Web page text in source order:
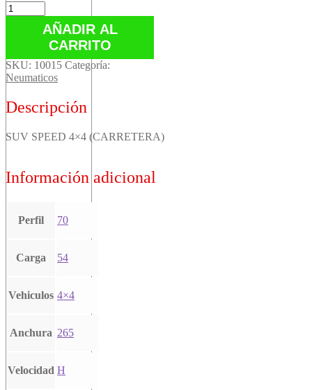
SUV
SPEED
(CARRETERA)
cantidad
AÑADIR AL
CARRITO
SKU: 10015 Categoría:
Neumaticos
Descripción
SUV SPEED 4×4 (CARRETERA)
Información adicional
Perfil 70
Carga 54
Vehiculos 4×4
Anchura 265
Velocidad H